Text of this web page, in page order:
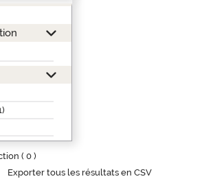
( 0 )
Exporter tous les résultats en CSV